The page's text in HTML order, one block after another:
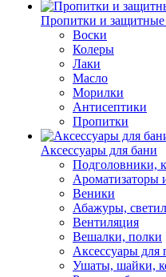
Пропитки и защитные
Воски
Колеры
Лаки
Масло
Морилки
Антисептики
Пропитки
Аксессуары для бани
Подголовники,
Ароматизаторы
Веники
Абажуры,
Вентиляция
Вешалки, полки
Аксессуары для
Ушаты, шайки,